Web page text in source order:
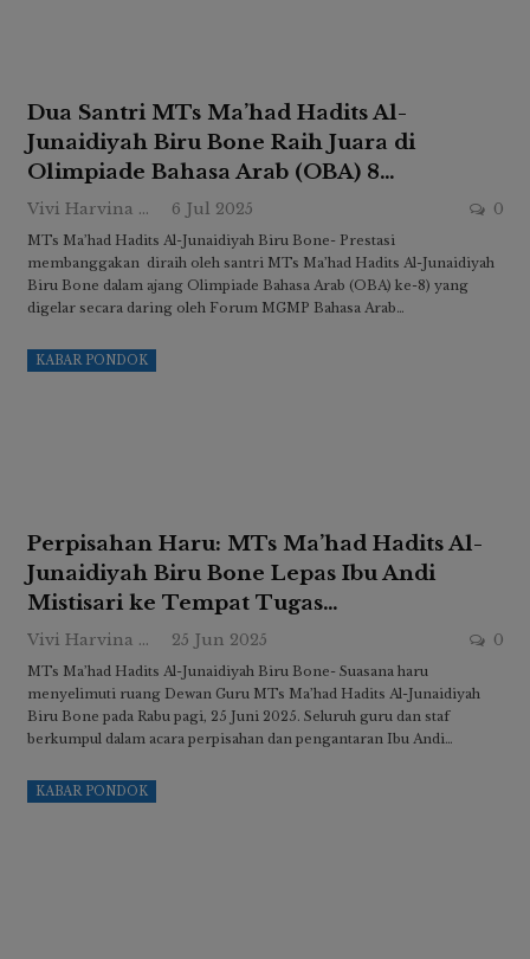
Dua Santri MTs Ma’had Hadits Al-
Junaidiyah Biru Bone Raih Juara di
Olimpiade Bahasa Arab (OBA) 8…
Vivi Harvina Ridwan 6 Jul 2025 0
MTs Ma’had Hadits Al-Junaidiyah Biru Bone- Prestasi
membanggakan diraih oleh santri MTs Ma’had Hadits Al-Junaidiyah
Biru Bone dalam ajang Olimpiade Bahasa Arab (OBA) ke-8) yang
digelar secara daring oleh Forum MGMP Bahasa Arab…
KABAR PONDOK
Perpisahan Haru: MTs Ma’had Hadits Al-
Junaidiyah Biru Bone Lepas Ibu Andi
Mistisari ke Tempat Tugas…
Vivi Harvina Ridwan 25 Jun 2025 0
MTs Ma’had Hadits Al-Junaidiyah Biru Bone- Suasana haru
menyelimuti ruang Dewan Guru MTs Ma’had Hadits Al-Junaidiyah
Biru Bone pada Rabu pagi, 25 Juni 2025. Seluruh guru dan staf
berkumpul dalam acara perpisahan dan pengantaran Ibu Andi…
KABAR PONDOK